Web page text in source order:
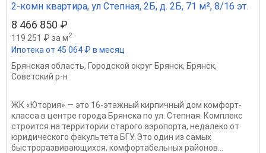
2-комн квартира, ул Степная, 2Б, д. 2Б, 71 м², 8/16 эт.
8 466 850 ₽
119 251 ₽ за м2
Ипотека от 45 064 ₽ в месяц
Брянская область, Городской округ Брянск, Брянск,
Советский р-н
ЖК «Ютория» — это 16-этажный кирпичный дом комфорт-
класса в центре города Брянска по ул. Степная. Комплекс
строится на территории старого аэропорта, недалеко от
юридического факультета БГУ. Это один из самых
быстроразвивающихся, комфортабельных районов...